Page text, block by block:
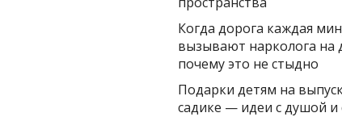
Когда дорога каждая
вызывают нарколога на
почему это не стыдно
Подарки детям на
садике — идеи с душой и